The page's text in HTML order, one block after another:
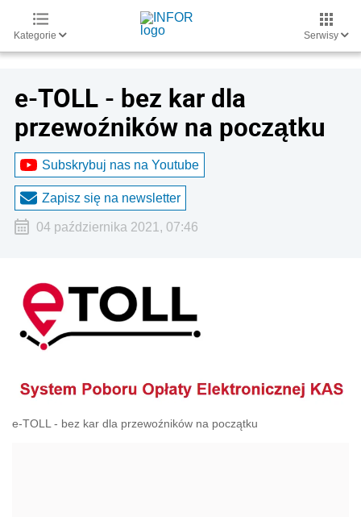
Kategorie Serwisy
e-TOLL - bez kar dla
przewoźników na początku
Subskrybuj nas na Youtube
Zapisz się na newsletter
04 października 2021, 07:46
e-TOLL - bez kar dla przewoźników na początku